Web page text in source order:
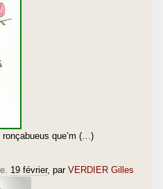
que’m (…)
19 février, par VERDIER Gilles